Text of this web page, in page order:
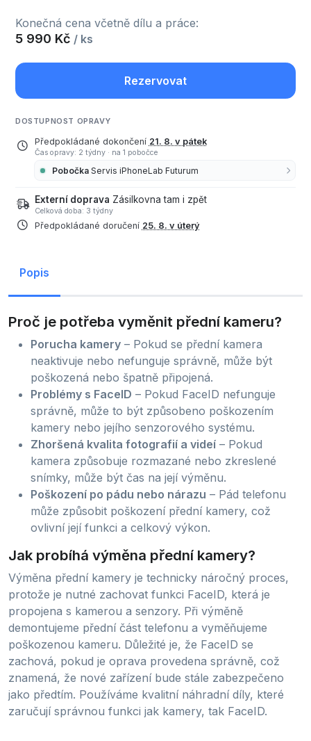
Konečná cena včetně dílu a práce:
5 990 Kč / ks
Rezervovat
DOSTUPNOST OPRAVY
Předpokládané dokončení 21. 8. v pátek
Čas opravy: 2 týdny · na 1 pobočce
Pobočka Servis iPhoneLab Futurum
Externí doprava Zásilkovna tam i zpět
Celková doba: 3 týdny
Předpokládané doručení 25. 8. v úterý
Popis
Proč je potřeba vyměnit přední kameru?
Porucha kamery – Pokud se přední kamera
neaktivuje nebo nefunguje správně, může být
poškozená nebo špatně připojená.
Problémy s FaceID – Pokud FaceID nefunguje
správně, může to být způsobeno poškozením
kamery nebo jejího senzorového systému.
Zhoršená kvalita fotografií a videí – Pokud
kamera způsobuje rozmazané nebo zkreslené
snímky, může být čas na její výměnu.
Poškození po pádu nebo nárazu – Pád telefonu
může způsobit poškození přední kamery, což
ovlivní její funkci a celkový výkon.
Jak probíhá výměna přední kamery?
Výměna přední kamery je technicky náročný proces,
protože je nutné zachovat funkci FaceID, která je
propojena s kamerou a senzory. Při výměně
demontujeme přední část telefonu a vyměňujeme
poškozenou kameru. Důležité je, že FaceID se
zachová, pokud je oprava provedena správně, což
znamená, že nové zařízení bude stále zabezpečeno
jako předtím. Používáme kvalitní náhradní díly, které
zaručují správnou funkci jak kamery, tak FaceID.